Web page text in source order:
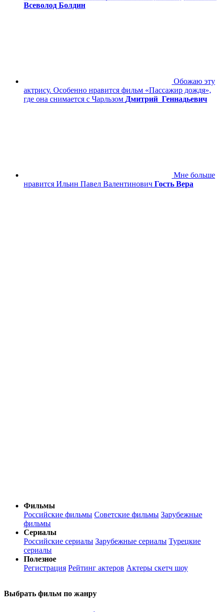
Всеволод Болдин
Обожаю эту
актрису. Особенно нравится фильм «Пассажир дождя»,
где она снимается с Чарльзом Дмитрий_Геннадьевич
Мне больше
нравится Ильин Павел Валентинович Гость Вера
Фильмы
Российские фильмы Советские фильмы Зарубежные
фильмы
Сериалы
Российские сериалы Зарубежные сериалы Турецкие
сериалы
Полезное
Регистрация Рейтинг актеров Актеры скетч шоу
Выбрать фильм по жанру